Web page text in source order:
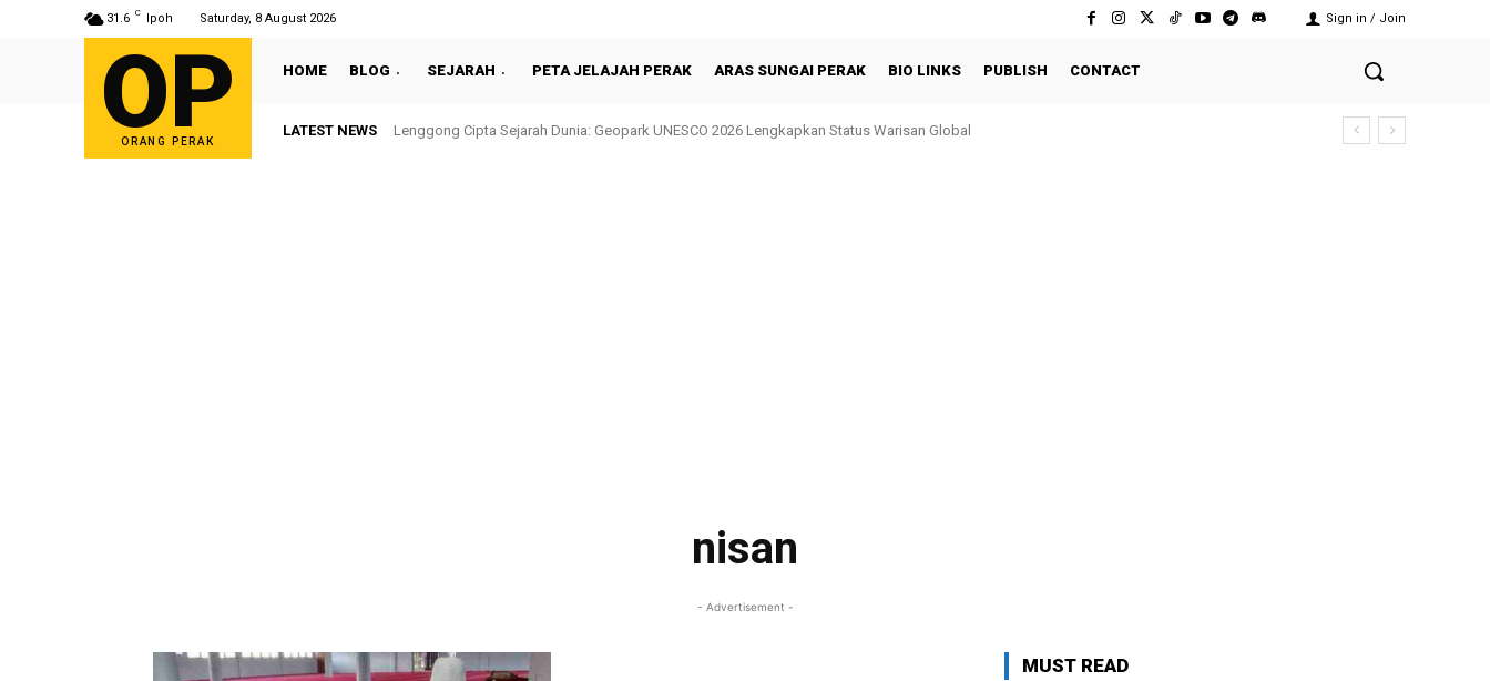
31.6 C Ipoh Saturday, 8 August 2026 Sign in / Join
OP
ORANG PERAK
HOME BLOG SEJARAH PETA JELAJAH PERAK ARAS SUNGAI PERAK BIO LINKS PUBLISH CONTACT
LATEST NEWS Lenggong Cipta Sejarah Dunia: Geopark UNESCO 2026 Lengkapkan Status Warisan Global
Sultan Nazrin Shah Berbuka Puasa Bersama Rakyat di Behrang Stesen
nisan
- Advertisement -
MUST READ